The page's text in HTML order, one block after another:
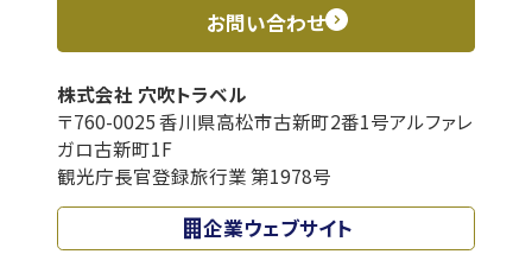
お問い合わせ
株式会社 穴吹トラベル
〒760-0025 香川県高松市古新町2番1号アルファレ
ガロ古新町1F
観光庁長官登録旅行業 第1978号
企業ウェブサイト